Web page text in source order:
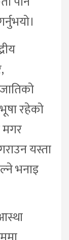
रहेको
मगर
यस्ता
भनाइ